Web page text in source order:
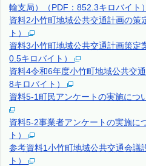
輸支局）（PDF：852.3キロバイト
資料2小竹町地域公共交通計画の策
ト）
資料3小竹町地域公共交通計画策定
0.5キロバイト）
資料4令和6年度小竹町地域公共交
8キロバイト）
資料5-1町民アンケートの実施につ
資料5-2事業者アンケートの実施に
ト）
参考資料1小竹町地域公共交通会議
ト）